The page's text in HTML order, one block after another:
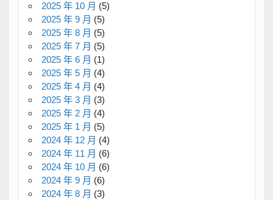
2025 年 10 月 (5)
2025 年 9 月 (5)
2025 年 8 月 (5)
2025 年 7 月 (5)
2025 年 6 月 (1)
2025 年 5 月 (4)
2025 年 4 月 (4)
2025 年 3 月 (3)
2025 年 2 月 (4)
2025 年 1 月 (5)
2024 年 12 月 (4)
2024 年 11 月 (6)
2024 年 10 月 (6)
2024 年 9 月 (6)
2024 年 8 月 (3)